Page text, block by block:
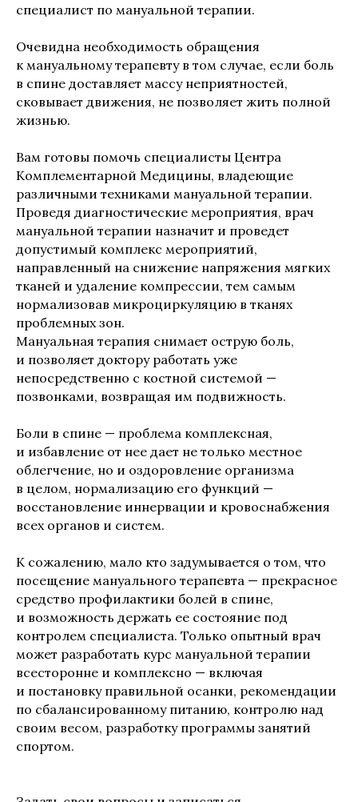
специалист по мануальной терапии.
Очевидна необходимость обращения
к мануальному терапевту в том случае, если боль
в спине доставляет массу неприятностей,
сковывает движения, не позволяет жить полной
жизнью.
Вам готовы помочь специалисты Центра
Комплементарной Медицины, владеющие
различными техниками мануальной терапии.
Проведя диагностические мероприятия, врач
мануальной терапии назначит и проведет
допустимый комплекс мероприятий,
направленный на снижение напряжения мягких
тканей и удаление компрессии, тем самым
нормализовав микроциркуляцию в тканях
проблемных зон.
Мануальная терапия снимает острую боль,
и позволяет доктору работать уже
непосредственно с костной системой —
позвонками, возвращая им подвижность.
Боли в спине — проблема комплексная,
и избавление от нее дает не только местное
облегчение, но и оздоровление организма
в целом, нормализацию его функций —
восстановление иннервации и кровоснабжения
всех органов и систем.
К сожалению, мало кто задумывается о том, что
посещение мануального терапевта — прекрасное
средство профилактики болей в спине,
и возможность держать ее состояние под
контролем специалиста. Только опытный врач
может разработать курс мануальной терапии
всесторонне и комплексно — включая
и постановку правильной осанки, рекомендации
по сбалансированному питанию, контролю над
своим весом, разработку программы занятий
спортом.